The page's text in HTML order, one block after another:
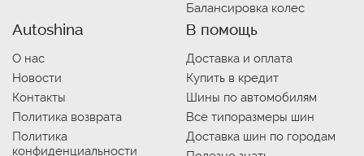
Балансировка колес
Autoshina
О нас
Новости
Контакты
Политика возврата
Политика
конфиденциальности
В помощь
Доставка и оплата
Купить в кредит
Шины по автомобилям
Все типоразмеры шин
Доставка шин по городам